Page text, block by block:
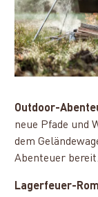
Outdoor-
neue Pfade und
dem
Abenteuer bereit.
Lagerfeuer-